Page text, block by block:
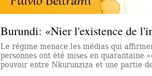
Burundi: «Nier l'existence de
Le régime menace les médias qui
personnes ont été mises en quarantaine
pouvoir entre Nkurunziza et une partie